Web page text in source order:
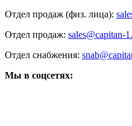
Отдел продаж (физ. лица):
Отдел продаж: sales@capitan-
Отдел снабжения:
Мы в соцсетях: